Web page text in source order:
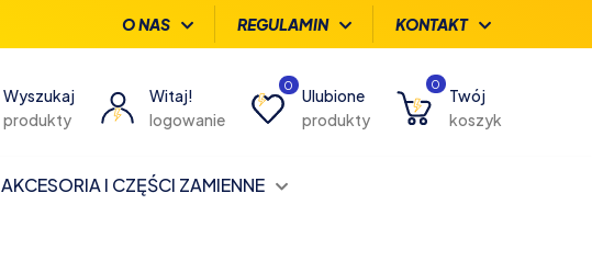
O NAS REGULAMIN KONTAKT
Wyszukaj
produkty
Witaj!
logowanie
0
Ulubione
produkty
0
Twój
koszyk
AKCESORIA I CZĘŚCI ZAMIENNE